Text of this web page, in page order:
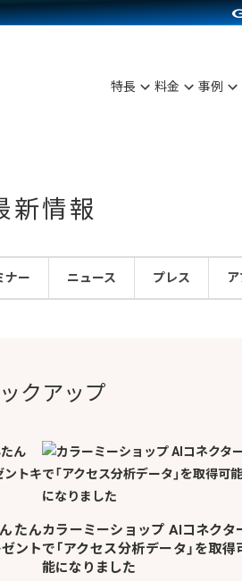
特長 料金 事例
雑貨販売
料金シミュレーション
新情報
ナー ニュース プレス
クアップ
たん
ント
カラーミーショップ AIコネクタ
で「アクセス分析データ」を取得
能になりました